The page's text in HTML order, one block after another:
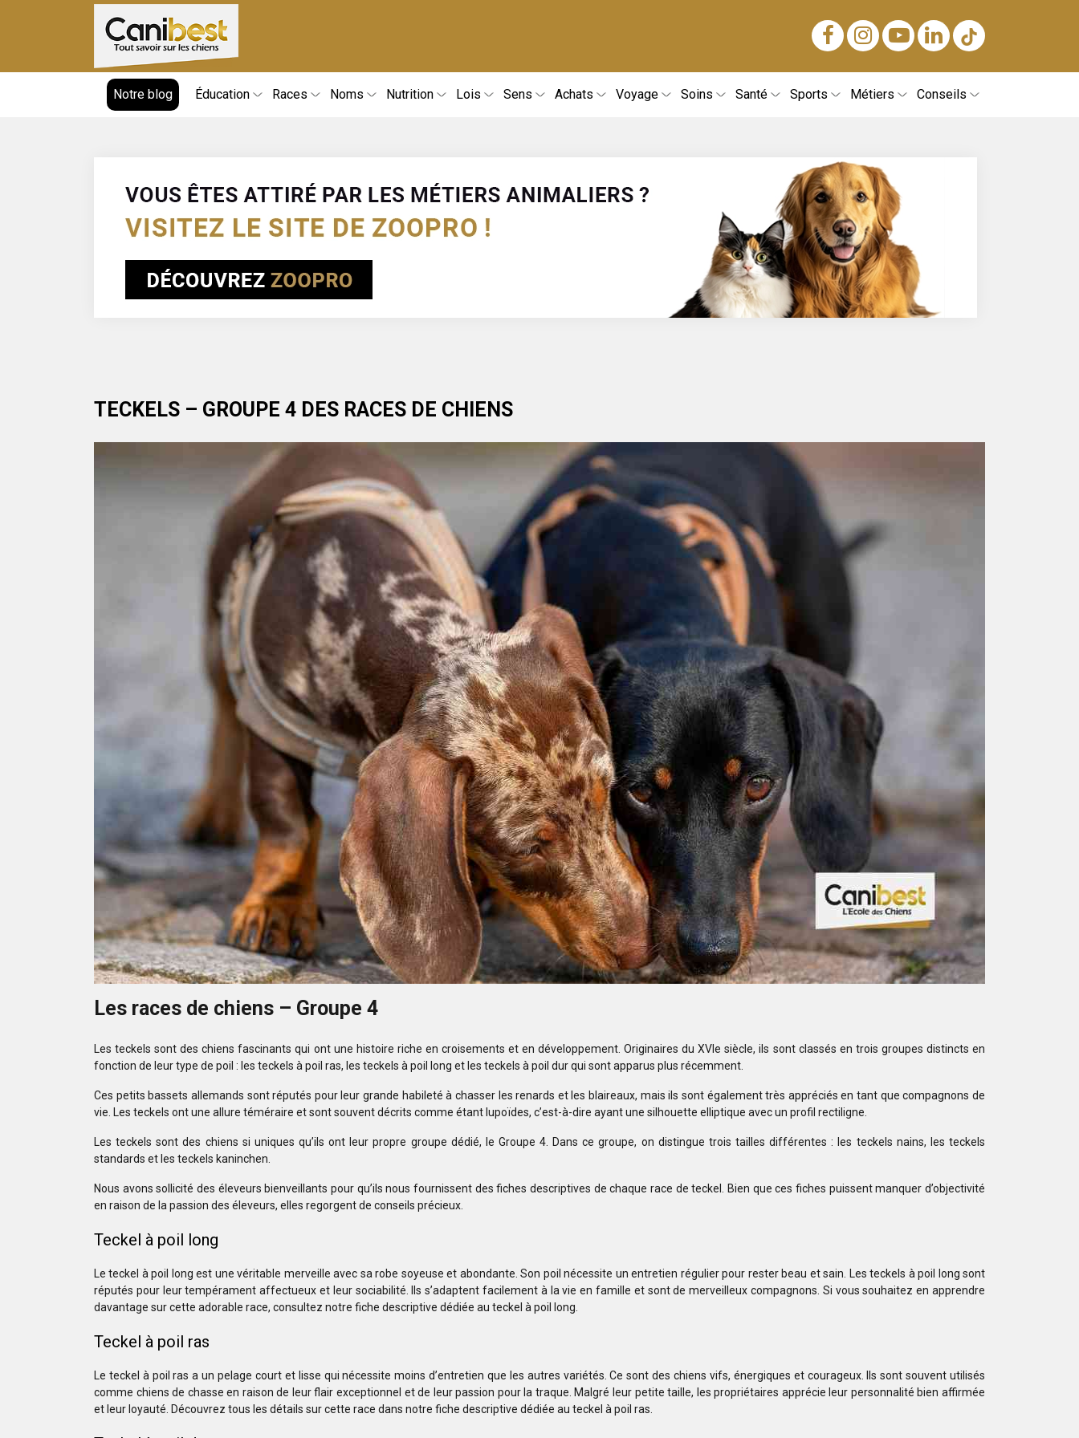
Notre blog Éducation Races Noms Nutrition Lois Sens Achats Voyage Soins Santé Sports Métiers Conseils
TECKELS – GROUPE 4 DES RACES DE CHIENS
Les races de chiens – Groupe 4
Les teckels sont des chiens fascinants qui ont une histoire riche en croisements et en développement. Originaires du XVIe siècle, ils sont classés en trois groupes distincts en
fonction de leur type de poil : les teckels à poil ras, les teckels à poil long et les teckels à poil dur qui sont apparus plus récemment.
Ces petits bassets allemands sont réputés pour leur grande habileté à chasser les renards et les blaireaux, mais ils sont également très appréciés en tant que compagnons de
vie. Les teckels ont une allure téméraire et sont souvent décrits comme étant lupoïdes, c’est-à-dire ayant une silhouette elliptique avec un profil rectiligne.
Les teckels sont des chiens si uniques qu’ils ont leur propre groupe dédié, le Groupe 4. Dans ce groupe, on distingue trois tailles différentes : les teckels nains, les teckels
standards et les teckels kaninchen.
Nous avons sollicité des éleveurs bienveillants pour qu’ils nous fournissent des fiches descriptives de chaque race de teckel. Bien que ces fiches puissent manquer d’objectivité
en raison de la passion des éleveurs, elles regorgent de conseils précieux.
Teckel à poil long
Le teckel à poil long est une véritable merveille avec sa robe soyeuse et abondante. Son poil nécessite un entretien régulier pour rester beau et sain. Les teckels à poil long sont
réputés pour leur tempérament affectueux et leur sociabilité. Ils s’adaptent facilement à la vie en famille et sont de merveilleux compagnons. Si vous souhaitez en apprendre
davantage sur cette adorable race, consultez notre fiche descriptive dédiée au teckel à poil long.
Teckel à poil ras
Le teckel à poil ras a un pelage court et lisse qui nécessite moins d’entretien que les autres variétés. Ce sont des chiens vifs, énergiques et courageux. Ils sont souvent utilisés
comme chiens de chasse en raison de leur flair exceptionnel et de leur passion pour la traque. Malgré leur petite taille, les propriétaires apprécie leur personnalité bien affirmée
et leur loyauté. Découvrez tous les détails sur cette race dans notre fiche descriptive dédiée au teckel à poil ras.